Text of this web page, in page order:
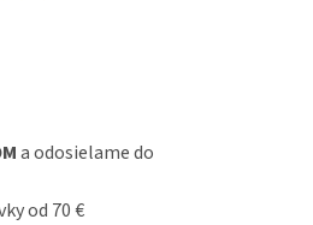
a odosielame do
od 70 €